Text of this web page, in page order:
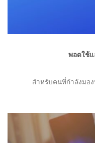
พอดใช้แ
สำหรับคนที่กำลังมอ